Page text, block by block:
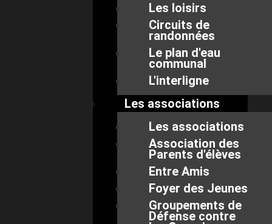
Les loisirs
Circuits de
randonnées
Le plan d'eau
communal
L'interligne
Les associations
Les associations
Association des
Parents d'élèves
Entre Amis
Foyer des Jeunes
Groupements de
Défense contre